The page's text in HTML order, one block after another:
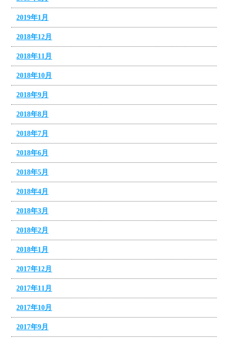
2019年1月
2018年12月
2018年11月
2018年10月
2018年9月
2018年8月
2018年7月
2018年6月
2018年5月
2018年4月
2018年3月
2018年2月
2018年1月
2017年12月
2017年11月
2017年10月
2017年9月